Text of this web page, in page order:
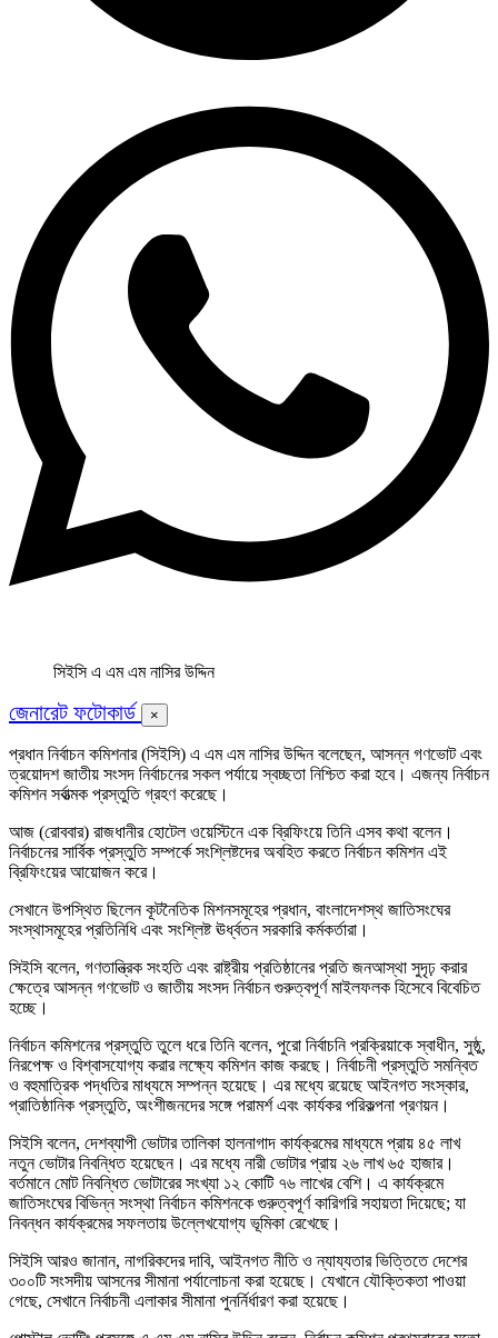
সিইসি এ এম এম নাসির উদ্দিন
জেনারেট ফটোকার্ড ×
প্রধান নির্বাচন কমিশনার (সিইসি) এ এম এম নাসির উদ্দিন বলেছেন, আসন্ন গণভোট এবং
ত্রয়োদশ জাতীয় সংসদ নির্বাচনের সকল পর্যায়ে স্বচ্ছতা নিশ্চিত করা হবে। এজন্য নির্বাচন
কমিশন সর্বাত্মক প্রস্তুতি গ্রহণ করেছে।
আজ (রোববার) রাজধানীর হোটেল ওয়েস্টিনে এক ব্রিফিংয়ে তিনি এসব কথা বলেন।
নির্বাচনের সার্বিক প্রস্তুতি সম্পর্কে সংশ্লিষ্টদের অবহিত করতে নির্বাচন কমিশন এই
ব্রিফিংয়ের আয়োজন করে।
সেখানে উপস্থিত ছিলেন কূটনৈতিক মিশনসমূহের প্রধান, বাংলাদেশস্থ জাতিসংঘের
সংস্থাসমূহের প্রতিনিধি এবং সংশ্লিষ্ট ঊর্ধ্বতন সরকারি কর্মকর্তারা।
সিইসি বলেন, গণতান্ত্রিক সংহতি এবং রাষ্ট্রীয় প্রতিষ্ঠানের প্রতি জনআস্থা সুদৃঢ় করার
ক্ষেত্রে আসন্ন গণভোট ও জাতীয় সংসদ নির্বাচন গুরুত্বপূর্ণ মাইলফলক হিসেবে বিবেচিত
হচ্ছে।
নির্বাচন কমিশনের প্রস্তুতি তুলে ধরে তিনি বলেন, পুরো নির্বাচনি প্রক্রিয়াকে স্বাধীন, সুষ্ঠু,
নিরপেক্ষ ও বিশ্বাসযোগ্য করার লক্ষ্যে কমিশন কাজ করছে। নির্বাচনী প্রস্তুতি সমন্বিত
ও বহুমাত্রিক পদ্ধতির মাধ্যমে সম্পন্ন হয়েছে। এর মধ্যে রয়েছে আইনগত সংস্কার,
প্রাতিষ্ঠানিক প্রস্তুতি, অংশীজনদের সঙ্গে পরামর্শ এবং কার্যকর পরিকল্পনা প্রণয়ন।
সিইসি বলেন, দেশব্যাপী ভোটার তালিকা হালনাগাদ কার্যক্রমের মাধ্যমে প্রায় ৪৫ লাখ
নতুন ভোটার নিবন্ধিত হয়েছেন। এর মধ্যে নারী ভোটার প্রায় ২৬ লাখ ৬৫ হাজার।
বর্তমানে মোট নিবন্ধিত ভোটারের সংখ্যা ১২ কোটি ৭৬ লাখের বেশি। এ কার্যক্রমে
জাতিসংঘের বিভিন্ন সংস্থা নির্বাচন কমিশনকে গুরুত্বপূর্ণ কারিগরি সহায়তা দিয়েছে; যা
নিবন্ধন কার্যক্রমের সফলতায় উল্লেখযোগ্য ভূমিকা রেখেছে।
সিইসি আরও জানান, নাগরিকদের দাবি, আইনগত নীতি ও ন্যায্যতার ভিত্তিতে দেশের
৩০০টি সংসদীয় আসনের সীমানা পর্যালোচনা করা হয়েছে। যেখানে যৌক্তিকতা পাওয়া
গেছে, সেখানে নির্বাচনী এলাকার সীমানা পুনর্নির্ধারণ করা হয়েছে।